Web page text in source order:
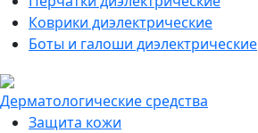
Коврики диэлектрические
Боты и галоши диэлектрические
Дерматологические средства
Защита кожи